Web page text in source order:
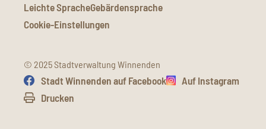
Leichte SpracheGebärdensprache
Cookie-Einstellungen
© 2025 Stadtverwaltung Winnenden
Stadt Winnenden auf Facebook
Auf Instagram
Drucken